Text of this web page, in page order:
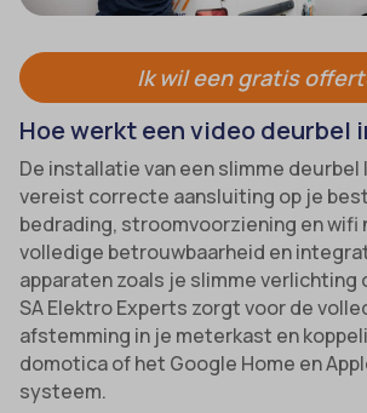
Ik wil een gratis
Hoe werkt een video deurbel
De installatie van een slimme deurbel
vereist correcte aansluiting op je
bedrading, stroomvoorziening en wifi
volledige betrouwbaarheid en
apparaten zoals je slimme verlichting
SA Elektro Experts zorgt voor de
afstemming in je meterkast en
domotica of het Google Home en
systeem.